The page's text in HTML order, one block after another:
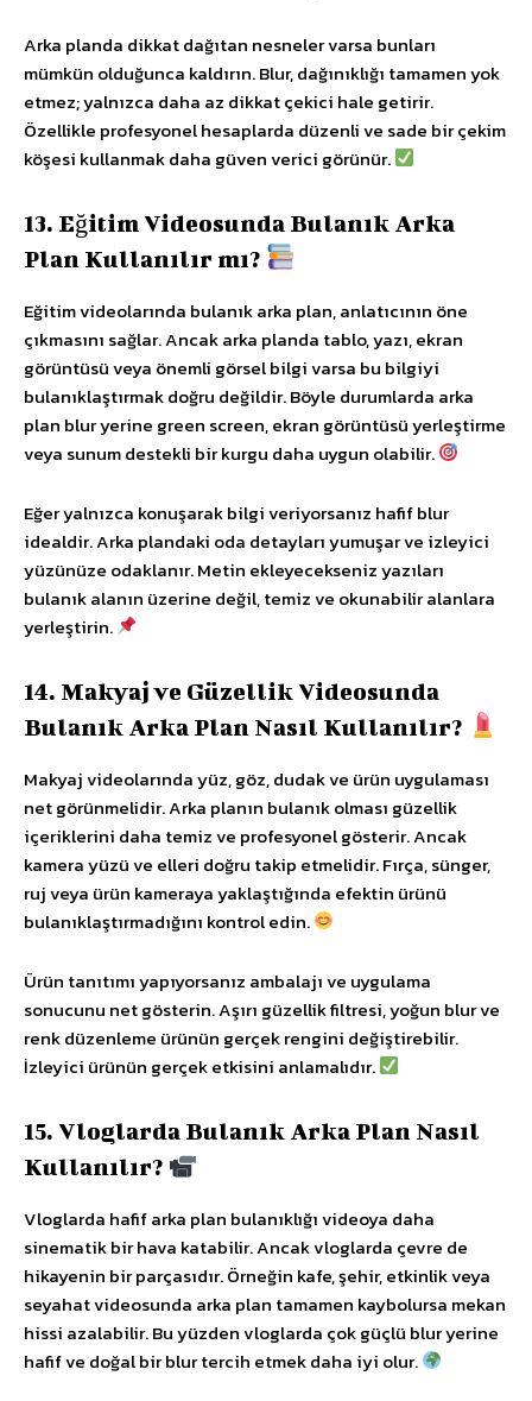
Arka planda dikkat dağıtan nesneler varsa bunları
mümkün olduğunca kaldırın. Blur, dağınıklığı tamamen yok
etmez; yalnızca daha az dikkat çekici hale getirir.
Özellikle profesyonel hesaplarda düzenli ve sade bir çekim
köşesi kullanmak daha güven verici görünür.
13. Eğitim Videosunda Bulanık Arka
Plan Kullanılır mı?
Eğitim videolarında bulanık arka plan, anlatıcının öne
çıkmasını sağlar. Ancak arka planda tablo, yazı, ekran
görüntüsü veya önemli görsel bilgi varsa bu bilgiyi
bulanıklaştırmak doğru değildir. Böyle durumlarda arka
plan blur yerine green screen, ekran görüntüsü yerleştirme
veya sunum destekli bir kurgu daha uygun olabilir.
Eğer yalnızca konuşarak bilgi veriyorsanız hafif blur
idealdir. Arka plandaki oda detayları yumuşar ve izleyici
yüzünüze odaklanır. Metin ekleyecekseniz yazıları
bulanık alanın üzerine değil, temiz ve okunabilir alanlara
yerleştirin.
14. Makyaj ve Güzellik Videosunda
Bulanık Arka Plan Nasıl Kullanılır?
Makyaj videolarında yüz, göz, dudak ve ürün uygulaması
net görünmelidir. Arka planın bulanık olması güzellik
içeriklerini daha temiz ve profesyonel gösterir. Ancak
kamera yüzü ve elleri doğru takip etmelidir. Fırça, sünger,
ruj veya ürün kameraya yaklaştığında efektin ürünü
bulanıklaştırmadığını kontrol edin.
Ürün tanıtımı yapıyorsanız ambalajı ve uygulama
sonucunu net gösterin. Aşırı güzellik filtresi, yoğun blur ve
renk düzenleme ürünün gerçek rengini değiştirebilir.
İzleyici ürünün gerçek etkisini anlamalıdır.
15. Vloglarda Bulanık Arka Plan Nasıl
Kullanılır?
Vloglarda hafif arka plan bulanıklığı videoya daha
sinematik bir hava katabilir. Ancak vloglarda çevre de
hikayenin bir parçasıdır. Örneğin kafe, şehir, etkinlik veya
seyahat videosunda arka plan tamamen kaybolursa mekan
hissi azalabilir. Bu yüzden vloglarda çok güçlü blur yerine
hafif ve doğal bir blur tercih etmek daha iyi olur.